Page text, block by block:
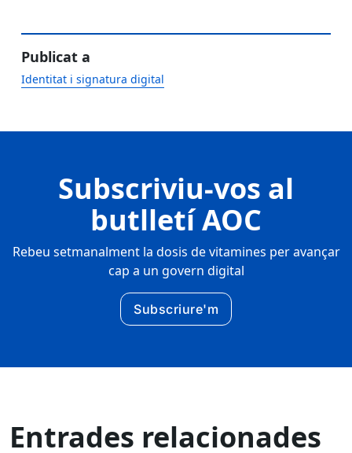
Publicat a
Identitat i signatura digital
Subscriviu-vos al
butlletí AOC
Rebeu setmanalment la dosis de vitamines per avançar
cap a un govern digital
Subscriure'm
Entrades relacionades